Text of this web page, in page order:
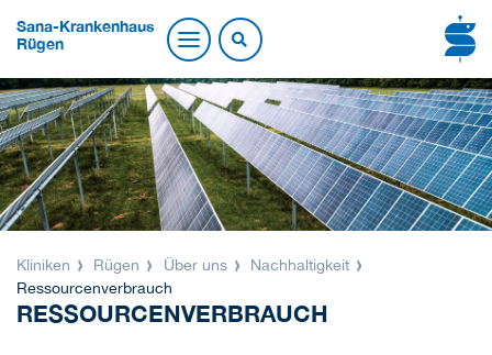
Sana-Krankenhaus
Rügen
Kliniken Rügen Über uns
Nachhaltigkeit
Ressourcenverbrauch
RESSOURCENVERBRAUCH